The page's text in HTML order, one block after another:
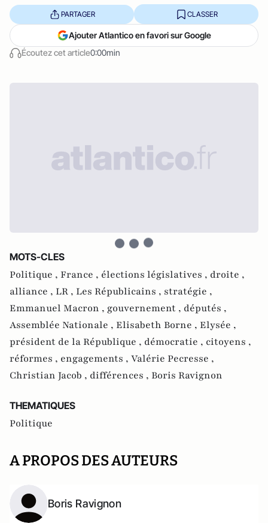
Écoutez cet article0:00min
PARTAGER CLASSER
Ajouter Atlantico en favori sur Google
MOTS-CLES
Politique , France , élections législatives , droite ,
alliance , LR , Les Républicains , stratégie ,
Emmanuel Macron , gouvernement , députés ,
Assemblée Nationale , Elisabeth Borne , Elysée ,
président de la République , démocratie , citoyens ,
réformes , engagements , Valérie Pecresse ,
Christian Jacob , différences , Boris Ravignon
THEMATIQUES
Politique
A PROPOS DES AUTEURS
Boris Ravignon